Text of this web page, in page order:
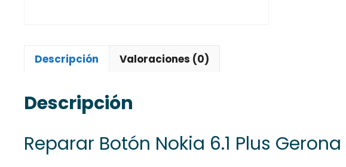
Descripción Valoraciones (0)
Descripción
Reparar Botón Nokia 6.1 Plus